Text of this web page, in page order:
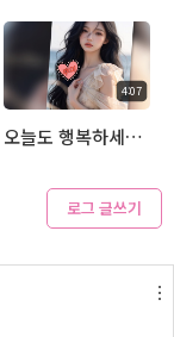
4:07
오늘도 행복하세요~^^
로그 글쓰기